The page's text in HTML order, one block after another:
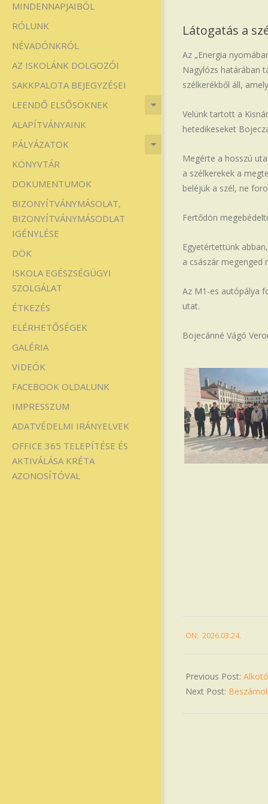
Iskola
MINDENNAPJAIBÓL
RÓLUNK
NÉVADÓNKRÓL
AZ ISKOLÁNK DOLGOZÓI
SAKKPALOTA BEJEGYZÉSEI
LEENDŐ ELSŐSÖKNEK
ALAPÍTVÁNYAINK
PÁLYÁZATOK
KÖNYVTÁR
DOKUMENTUMOK
BIZONYÍTVÁNYMÁSOLAT,
BIZONYÍTVÁNYMÁSODLAT
IGÉNYLÉSE
DÖK
ISKOLA EGÉSZSÉGÜGYI
SZOLGÁLAT
ÉTKEZÉS
ELÉRHETŐSÉGEK
GALÉRIA
VIDEÓK
FACEBOOK OLDALUNK
IMPRESSZUM
ADATVÉDELMI IRÁNYELVEK
OFFICE 365 TELEPÍTÉSE ÉS
AKTIVÁLÁSA KRÉTA
AZONOSÍTÓVAL
Látogatás a
Az „Energia
Nagylózs határában
szélkerékből áll,
Velünk tartott a
hetedikeseket
Megérte a hosszú
a szélkerekek a
beléjük a szél, ne
Fertődön
Egyetértettünk
a császár megenged
Az M1-es autópálya
utat.
Bojecánné Vágó
03-
ON: 2026.03.24.
Previous Post:
Next Post: